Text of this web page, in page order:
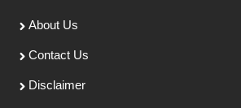
About Us
Contact Us
Disclaimer